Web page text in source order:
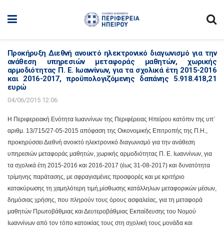
Προκήρυξη Διεθνή ανοικτό ηλεκτρονικό διαγωνισμό για την
ανάθεση υπηρεσιών μεταφοράς μαθητών, χωρικής
αρμοδιότητας Π. Ε. Ιωαννίνων, για τα σχολικά έτη 2015-2016
και 2016-2017, προϋπολογιζόμενης δαπάνης 5.918.418,21
ευρώ
04/06/2015 12:06
Η Περιφερειακή Ενότητα Ιωαννίνων της Περιφέρειας Ηπείρου κατόπιν της υπ΄
αριθμ. 13/715/27-05-2015 απόφαση της Οικονομικής Επιτροπής της Π.Η.,
προκηρύσσει Διεθνή ανοικτό ηλεκτρονικό διαγωνισμό για την ανάθεση
υπηρεσιών μεταφοράς μαθητών, χωρικής αρμοδιότητας Π. Ε. Ιωαννίνων, για
τα σχολικά έτη 2015-2016 και 2016-2017 (έως 31-08-2017) και δυνατότητα
τρίμηνης παράτασης, με σφραγισμένες προσφορές και με κριτήριο
κατακύρωσης τη χαμηλότερη τιμή,μίσθωσης κατάλληλων μεταφορικών μέσων,
δημόσιας χρήσης, που πληρούν τους όρους ασφαλείας, για τη μεταφορά
μαθητών Πρωτοβάθμιας και Δευτεροβάθμιας Εκπαίδευσης του Νομού
Ιωαννίνων από τον τόπο κατοικίας τους στη σχολική τους μονάδα και